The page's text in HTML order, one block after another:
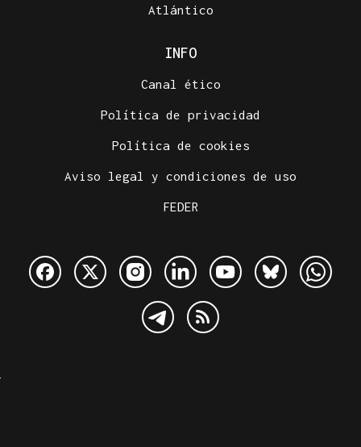
Atlántico
INFO
Canal ético
Política de privacidad
Política de cookies
Aviso legal y condiciones de uso
FEDER